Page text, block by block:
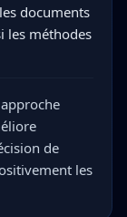
documents
les méthodes
de
les